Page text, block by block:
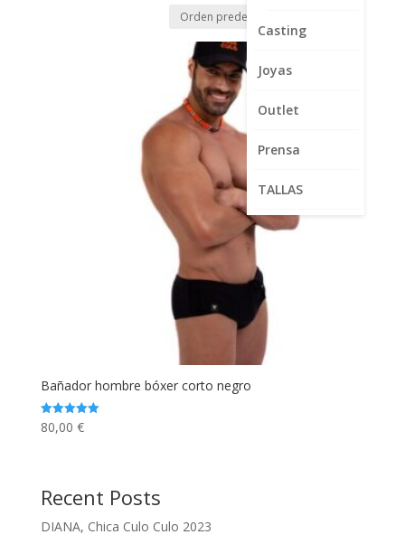
Casting
Joyas
Outlet
Prensa
TALLAS
Bañador hombre bóxer corto negro
Valorado
con
80,00 €
Recent Posts
DIANA, Chica Culo Culo 2023